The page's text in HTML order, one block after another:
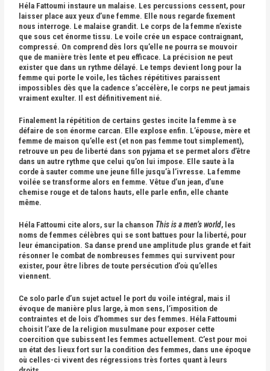
Héla Fattoumi instaure un malaise. Les percussions cessent, pour
laisser place aux yeux d’une femme. Elle nous regarde fixement
nous interroge. Le malaise grandit. Le corps de la femme n’existe
que sous cet énorme tissu. Le voile crée un espace contraignant,
compressé. On comprend dès lors qu’elle ne pourra se mouvoir
que de manière très lente et peu efficace. La précision ne peut
exister que dans un rythme délayé. Le temps devient long pour la
femme qui porte le voile, les tâches répétitives paraissent
impossibles dès que la cadence s’accélère, le corps ne peut jamais
vraiment exulter. Il est définitivement nié.
Finalement la répétition de certains gestes incite la femme à se
défaire de son énorme carcan. Elle explose enfin. L’épouse, mère et
femme de maison qu’elle est (et non pas femme tout simplement),
retrouve un peu de liberté dans son pyjama et se permet alors d’être
dans un autre rythme que celui qu’on lui impose. Elle saute à la
corde à sauter comme une jeune fille jusqu’à l’ivresse. La femme
voilée se transforme alors en femme. Vêtue d’un jean, d’une
chemise rouge et de talons hauts, elle parle enfin, elle chante
même.
Héla Fattoumi cite alors, sur la chanson This is a men’s world, les
noms de femmes célèbres qui se sont battues pour la liberté, pour
leur émancipation. Sa danse prend une amplitude plus grande et fait
résonner le combat de nombreuses femmes qui survivent pour
exister, pour être libres de toute persécution d’où qu’elles
viennent.
Ce solo parle d’un sujet actuel le port du voile intégral, mais il
évoque de manière plus large, à mon sens, l’imposition de
contraintes et de lois d’hommes sur des femmes. Héla Fattoumi
choisit l’axe de la religion musulmane pour exposer cette
coercition que subissent les femmes actuellement. C’est pour moi
un état des lieux fort sur la condition des femmes, dans une époque
où celles-ci vivent des régressions très fortes quant à leurs